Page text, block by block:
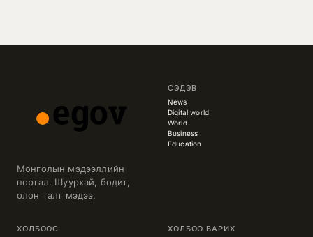
Монголын мэдээллийн
портал. Шуурхай, бодит,
олон талт мэдээ.
СЭДЭВ
News
Digital world
World
Business
Education
ХОЛБООС ХОЛБОО БАРИХ